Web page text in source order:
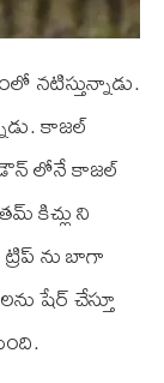
నటిస్తున్నాడు.
కాజల్
లోనే కాజల్
కిచ్లు ని
ను బాగా
షేర్ చేస్తూ